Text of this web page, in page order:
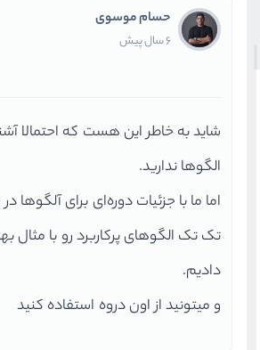
حسام موسوی
6 سال پیش
شاید به خاطر این هست که احتمالا
الگوها ندارید.
اما ما با جزئیات دوره‌ای برای آلگوها
تک تک الگوهای پرکاربرد رو با مثال
دادیم.
و میتونید از اون دروه استفاده کنید